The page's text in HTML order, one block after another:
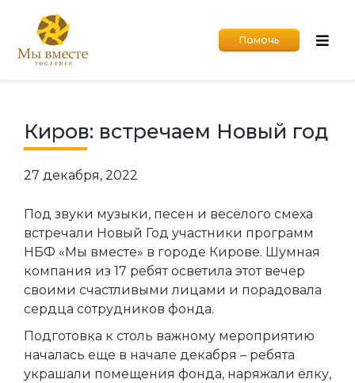
Помочь
Киров: встречаем Новый год
27 декабря, 2022
Под звуки музыки, песен и весёлого смеха
встречали Новый Год участники программ
НБФ «Мы вместе» в городе Кирове. Шумная
компания из 17 ребят осветила этот вечер
своими счастливыми лицами и порадовала
сердца сотрудников фонда.
Подготовка к столь важному мероприятию
началась еще в начале декабря – ребята
украшали помещения фонда, наряжали ёлку,